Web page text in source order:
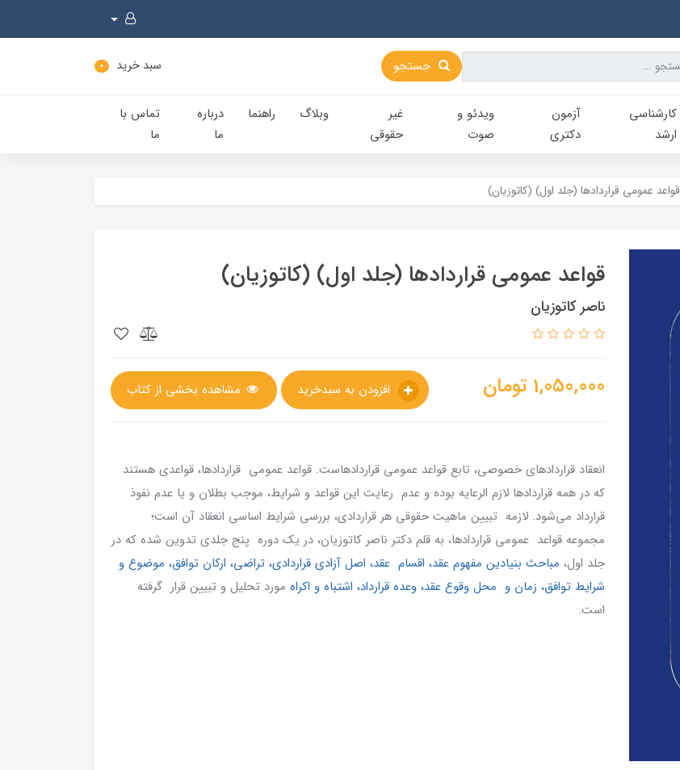
جستجو سبد خرید 0
کارشناسی‌
ارشد
آزمون
دکتری
ویدئو و
صوت
غیر
حقوقی
وبلاگ راهنما
درباره
ما
تماس با
ما
قواعد عمومی قراردادها (جلد اول) (کاتوزيان)
قواعد عمومی قراردادها (جلد اول) (کاتوزيان)
ناصر کاتوزیان
1,050,000 تومان مشاهده بخشی از کتاب
انعقاد قراردادهای خصوصی، تابع قواعد عمومی قراردادهاست. قواعد عمومی قراردادها، قواعدی هستند
که در همه قراردادها لازم الرعایه بوده و عدم رعایت این قواعد و شرایط، موجب بطلان و یا عدم نفوذ
قرارداد می‌شود. لازمه تبیین ماهیت حقوقی هر قراردادی، بررسی شرایط اساسی انعقاد آن است؛
مجموعه قواعد عمومی قراردادها، به قلم دکتر ناصر کاتوزیان، در یک دوره پنج جلدی تدوین شده که در
جلد اول، مباحث بنیادین مفهوم عقد، اقسام عقد، اصل آزادی قراردادی، تراضی، ارکان توافق، موضوع و
شرایط توافق، زمان و محل وقوع عقد، وعده قرارداد، اشتباه و اکراه مورد تحلیل و تبیین قرار گرفته
است.